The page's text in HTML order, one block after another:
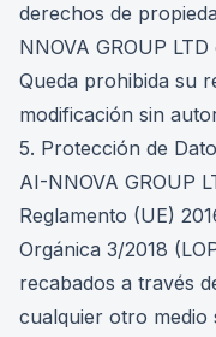
derechos de
NNOVA GROUP
Queda prohibida su
modificación sin
5. Protección de
AI-NNOVA GROUP
Reglamento (UE)
Orgánica 3/2018
recabados a través
cualquier otro